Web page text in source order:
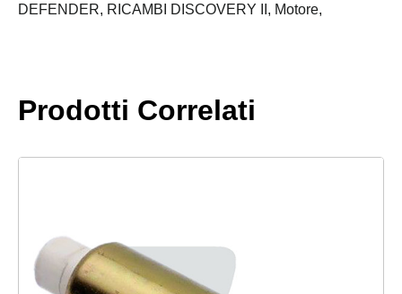
DEFENDER, RICAMBI DISCOVERY II, Motore,
Prodotti Correlati